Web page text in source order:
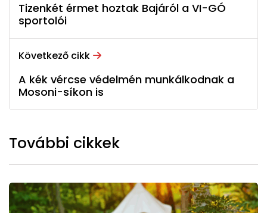
Tizenkét érmet hoztak Bajáról a VI-GÓ
sportolói
Következő cikk
A kék vércse védelmén munkálkodnak a
Mosoni-síkon is
További cikkek